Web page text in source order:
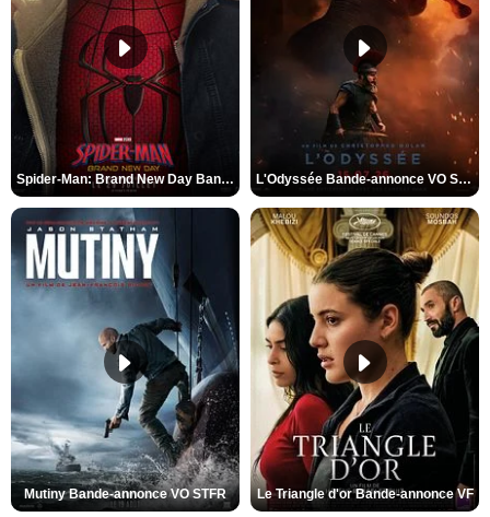
Spider-Man: Brand New Day Bande-annonce VO STFR L'Odyssée Bande-annonce VO STFR
Mutiny Bande-annonce VO STFR Le Triangle d'or Bande-annonce VF